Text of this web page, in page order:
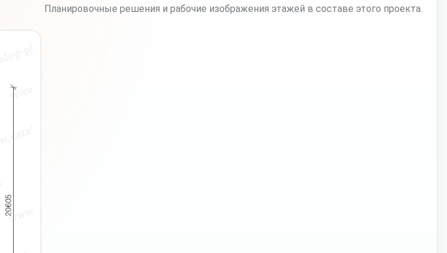
Планировочные решения и рабочие изображения этажей в составе этого проекта.